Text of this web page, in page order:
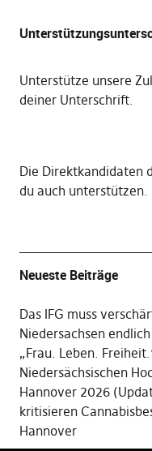
Unterstütze unsere
deiner Unterschrift.
Die Direktkandidaten
du auch unterstützen.
Neueste Beiträge
Das IFG muss
Niedersachsen
„Frau. Leben.
Niedersächsischen
Hannover 2026
kritisieren
Hannover